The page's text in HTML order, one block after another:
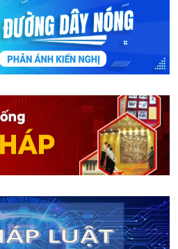
sẻ hạ tầng theo thỏa thuận